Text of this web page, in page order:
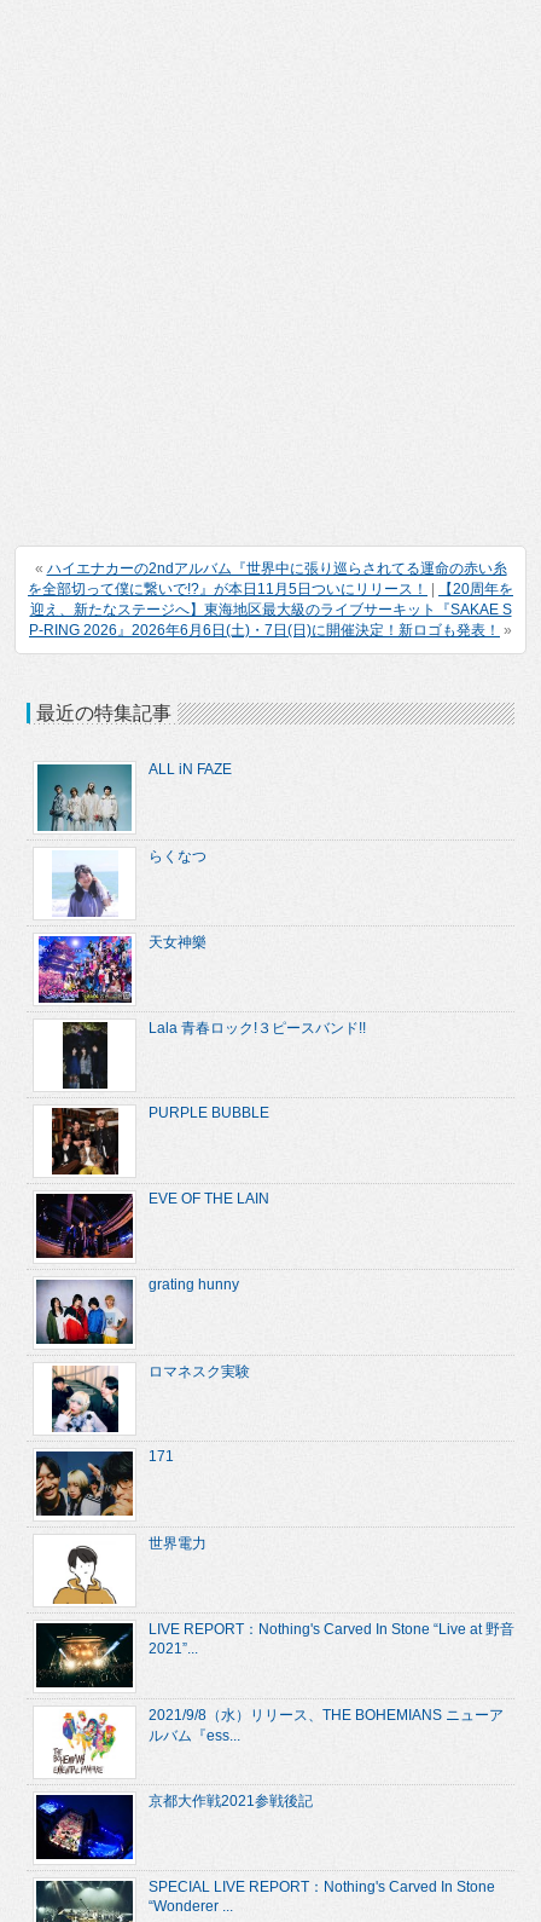
« ハイエナカーの2ndアルバム『世界中に張り巡らされてる運命の赤い糸
を全部切って僕に繋いで!?』が本日11月5日ついにリリース！
【20周年を
迎え、新たなステージへ】東海地区最大級のライブサーキット『SAKAE S
P-RING 2026』2026年6月6日(土)・7日(日)に開催決定！新ロゴも発表！ »
最近の特集記事
ALL iN FAZE
らくなつ
天女神樂
Lala 青春ロック!３ピースバンド!!
PURPLE BUBBLE
EVE OF THE LAIN
grating hunny
ロマネスク実験
171
世界電力
LIVE REPORT：Nothing's Carved In Stone “Live at 野音
2021”...
2021/9/8（水）リリース、THE BOHEMIANS ニューア
ルバム『ess...
京都大作戦2021参戦後記
SPECIAL LIVE REPORT：Nothing's Carved In Stone
“Wonderer ...